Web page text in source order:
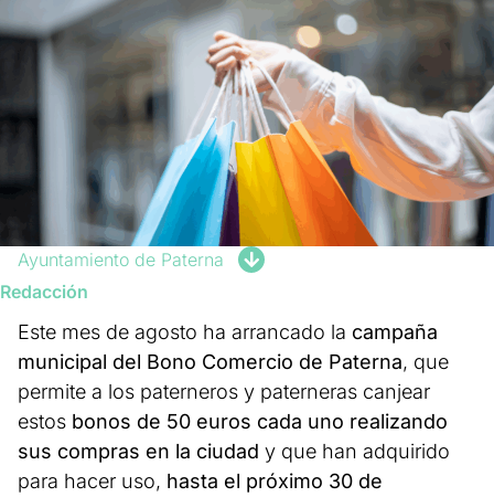
Ayuntamiento de Paterna
Redacción
Este mes de agosto ha arrancado la campaña
municipal del Bono Comercio de Paterna, que
permite a los paterneros y paterneras canjear
estos bonos de 50 euros cada uno realizando
sus compras en la ciudad y que han adquirido
para hacer uso, hasta el próximo 30 de